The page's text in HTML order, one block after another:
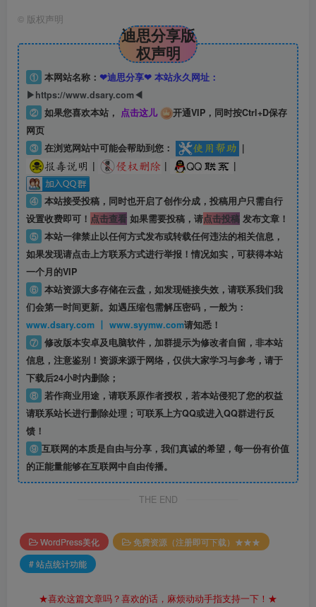
© 版权声明
迪思分享版
权声明
① 本网站名称： ❤迪思分享❤ 本站永久网址：
▶https://www.dsary.com◀
② 如果您喜欢本站， 点击这儿
开通VIP，同时按Ctrl+D保存
网页
③ 在浏览网站中可能会帮助到您：
|
|
| |
④ 本站接受投稿，同时也开启了创作分成，投稿用户只需自行
设置收费即可！ 点击查看如果需要投稿，请点击投稿发布文章！
⑤ 本站一律禁止以任何方式发布或转载任何违法的相关信息，
如果发现请点击上方联系方式进行举报！情况如实，可获得本站
一个月的VIP
⑥ 本站资源大多存储在云盘，如发现链接失效，请联系我们我
们会第一时间更新。如遇压缩包需解压密码，一般为：
www.dsary.com 丨 www.syymw.com请知悉！
⑦ 修改版本安卓及电脑软件，加群提示为修改者自留， 非本站
信息，注意鉴别！资源来源于网络，仅供大家学习与参考，请于
下载后24小时内删除；
⑧ 若作商业用途，请联系原作者授权，若本站侵犯了您的权益
请联系站长进行删除处理；可联系上方QQ或进入QQ群进行反
馈！
⑨ 互联网的本质是自由与分享，我们真诚的希望，每一份有价值
的正能量能够在互联网中自由传播。
THE END
WordPress美化
免费资源（注册即可下载）★★★
# 站点统计功能
★喜欢这篇文章吗？喜欢的话，麻烦动动手指支持一下！★